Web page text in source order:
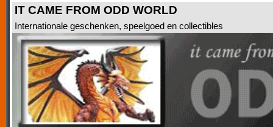
IT CAME FROM ODD WORLD
Internationale geschenken, speelgoed en collectibles